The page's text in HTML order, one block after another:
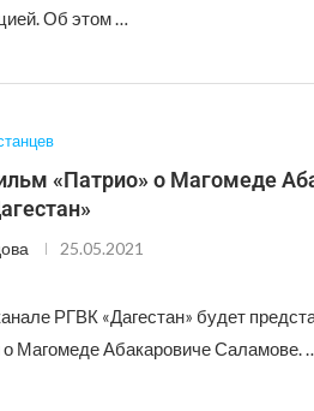
Об этом …
«Патрио» о Магомеде
25.05.2021
РГВК «Дагестан» будет
Магомеде Абакаровиче Саламове.